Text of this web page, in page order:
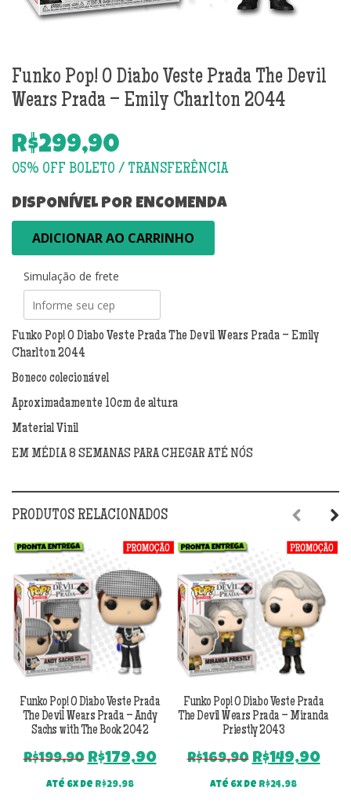
Funko Pop! O Diabo Veste Prada The Devil
Wears Prada – Emily Charlton 2044
R$299,90
DISPONÍVEL POR ENCOMENDA
Pop!
Diabo
Veste
Prada
The
Devil
Prada
-
Emily
Charlton
2044
ADICIONAR AO CARRINHO
Simulação de frete
Funko Pop! O Diabo Veste Prada The Devil Wears Prada – Emily
Charlton 2044
Boneco colecionável
Aproximadamente 10cm de altura
Material Vinil
EM MÉDIA 8 SEMANAS PARA CHEGAR ATÉ NÓS
PRODUTOS RELACIONADOS
Funko Pop! O Diabo Veste Prada
The Devil Wears Prada – Andy
Sachs with The Book 2042
R$199,90 O
preço
original
R$179,90O
Até 6x de R$29,98
Funko Pop! O Diabo Veste Prada
The Devil Wears Prada – Miranda
Priestly 2043
R$169,90 O
preço
original
R$149,90O
Até 6x de R$24,98
Previous
Next